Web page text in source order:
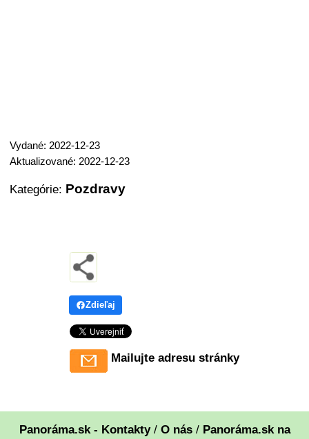
Vydané: 2022-12-23
Aktualizované: 2022-12-23
Kategórie: Pozdravy
Zdieľaj
Mailujte adresu stránky
Panoráma.sk - Kontakty/ O nás/ Panoráma.sk na